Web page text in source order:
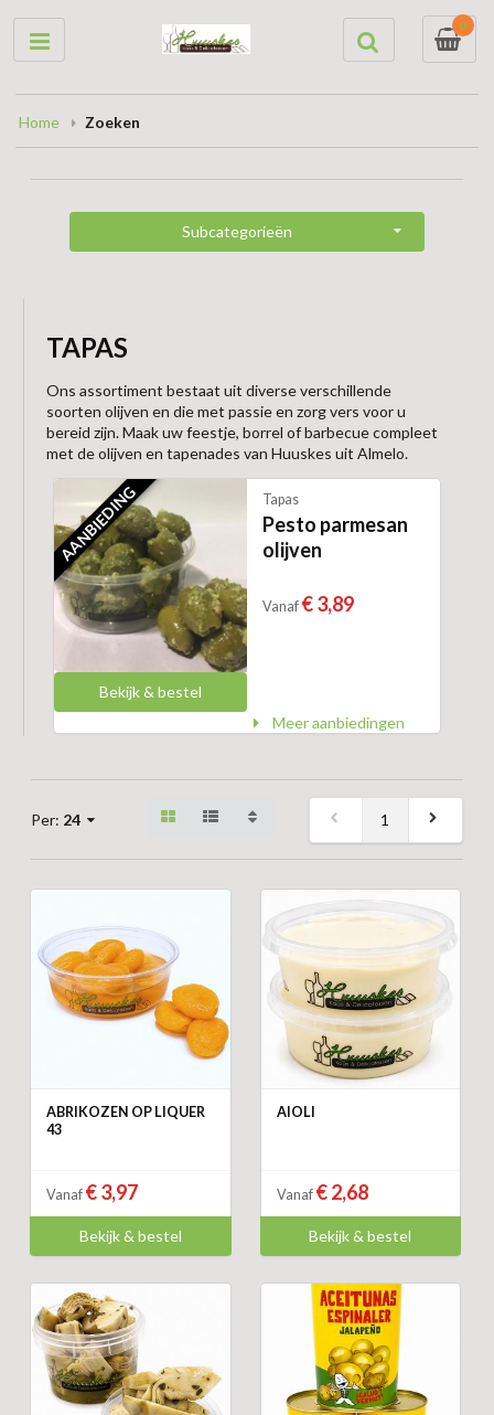
0
Home Zoeken
Subcategorieën
TAPAS
Ons assortiment bestaat uit diverse verschillende
soorten olijven en die met passie en zorg vers voor u
bereid zijn. Maak uw feestje, borrel of barbecue compleet
met de olijven en tapenades van Huuskes uit Almelo.
AANBIEDING
Bekijk & bestel
Tapas
Pesto parmesan
olijven
Vanaf € 3,89
Meer aanbiedingen
Per: 24 1
ABRIKOZEN OP LIQUER
43
Vanaf € 3,97
Bekijk & bestel
AIOLI
Vanaf € 2,68
Bekijk & bestel